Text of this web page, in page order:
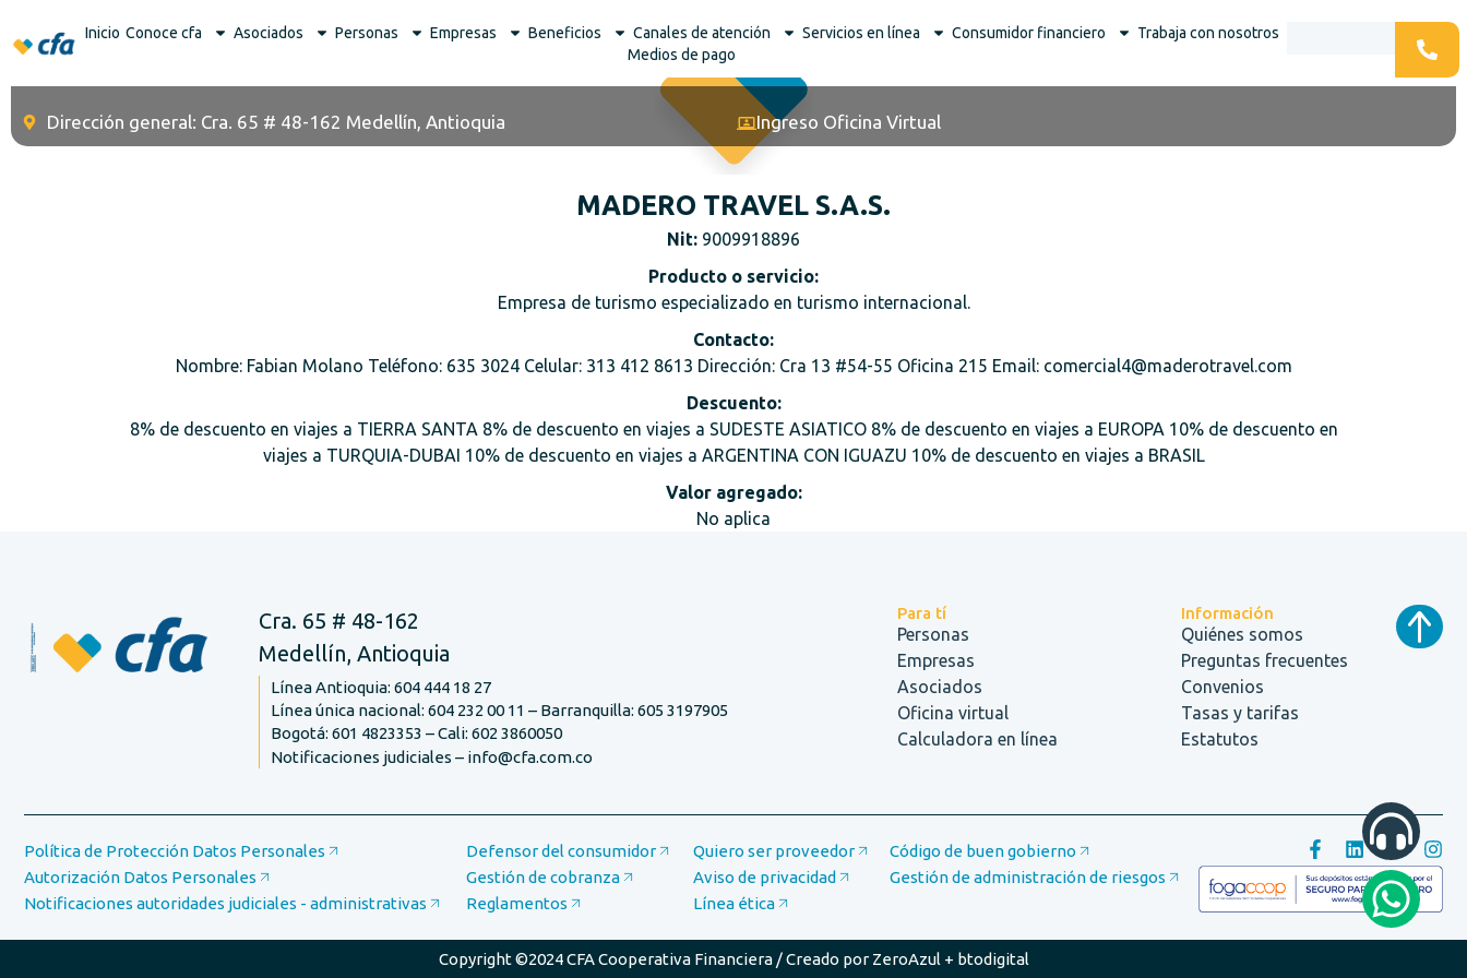
Inicio Conoce cfa Asociados Personas Empresas Beneficios Canales de atención Servicios en línea Consumidor financiero
Trabaja con nosotros
Medios de pago
Dirección general: Cra. 65 # 48-162 Medellín, Antioquia Ingreso Oficina Virtual
MADERO TRAVEL S.A.S.
Nit: 9009918896
Producto o servicio:
Empresa de turismo especializado en turismo internacional.
Contacto:
Nombre: Fabian Molano Teléfono: 635 3024 Celular: 313 412 8613 Dirección: Cra 13 #54-55 Oficina 215 Email: comercial4@maderotravel.com
Descuento:
8% de descuento en viajes a TIERRA SANTA 8% de descuento en viajes a SUDESTE ASIATICO 8% de descuento en viajes a EUROPA 10% de descuento en
viajes a TURQUIA-DUBAI 10% de descuento en viajes a ARGENTINA CON IGUAZU 10% de descuento en viajes a BRASIL
Valor agregado:
No aplica
Cra. 65 # 48-162
Medellín, Antioquia
Línea Antioquia: 604 444 18 27
Línea única nacional: 604 232 00 11 – Barranquilla: 605 3197905
Bogotá: 601 4823353 – Cali: 602 3860050
Notificaciones judiciales – info@cfa.com.co
Para tí
Personas
Empresas
Asociados
Oficina virtual
Calculadora en línea
Información
Quiénes somos
Preguntas frecuentes
Convenios
Tasas y tarifas
Estatutos
Política de Protección Datos Personales
Autorización Datos Personales
Notificaciones autoridades judiciales - administrativas
Defensor del consumidor
Gestión de cobranza
Reglamentos
Quiero ser proveedor
Aviso de privacidad
Línea ética
Código de buen gobierno
Gestión de administración de riesgos
Copyright ©2024 CFA Cooperativa Financiera / Creado por ZeroAzul+ btodigital